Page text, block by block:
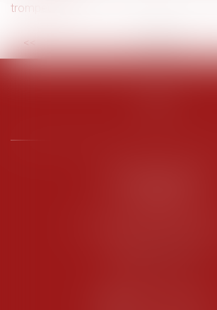
trompeuses?
<< < ... 2 3 4 5 6 7